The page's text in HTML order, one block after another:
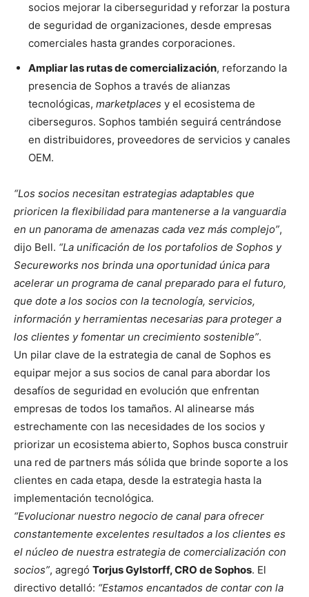
socios mejorar la ciberseguridad y reforzar la postura
de seguridad de organizaciones, desde empresas
comerciales hasta grandes corporaciones.
Ampliar las rutas de comercialización, reforzando la
presencia de Sophos a través de alianzas
tecnológicas, marketplaces y el ecosistema de
ciberseguros. Sophos también seguirá centrándose
en distribuidores, proveedores de servicios y canales
OEM.
“Los socios necesitan estrategias adaptables que
prioricen la flexibilidad para mantenerse a la vanguardia
en un panorama de amenazas cada vez más complejo”,
dijo Bell. “La unificación de los portafolios de Sophos y
Secureworks nos brinda una oportunidad única para
acelerar un programa de canal preparado para el futuro,
que dote a los socios con la tecnología, servicios,
información y herramientas necesarias para proteger a
los clientes y fomentar un crecimiento sostenible”.
Un pilar clave de la estrategia de canal de Sophos es
equipar mejor a sus socios de canal para abordar los
desafíos de seguridad en evolución que enfrentan
empresas de todos los tamaños. Al alinearse más
estrechamente con las necesidades de los socios y
priorizar un ecosistema abierto, Sophos busca construir
una red de partners más sólida que brinde soporte a los
clientes en cada etapa, desde la estrategia hasta la
implementación tecnológica.
“Evolucionar nuestro negocio de canal para ofrecer
constantemente excelentes resultados a los clientes es
el núcleo de nuestra estrategia de comercialización con
socios”, agregó Torjus Gylstorff, CRO de Sophos. El
directivo detalló: “Estamos encantados de contar con la